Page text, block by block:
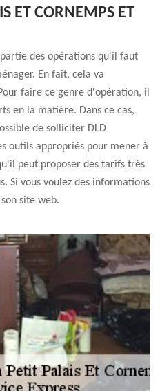
ET CORNEMPS ET
des opérations qu'il faut
En fait, cela va
faire ce genre d'opération, il
en la matière. Dans ce cas,
de solliciter DLD
outils appropriés pour mener à
peut proposer des tarifs très
Si vous voulez des informations
site web.